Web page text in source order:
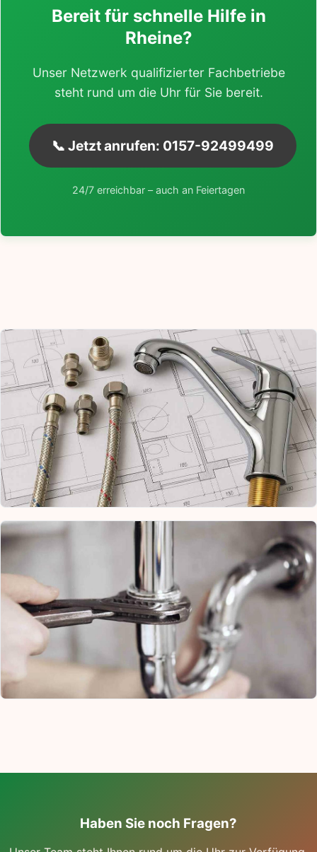
Bereit für schnelle Hilfe in
Rheine?
Unser Netzwerk qualifizierter Fachbetriebe
steht rund um die Uhr für Sie bereit.
📞 Jetzt anrufen: 0157-92499499
24/7 erreichbar – auch an Feiertagen
Haben Sie noch Fragen?